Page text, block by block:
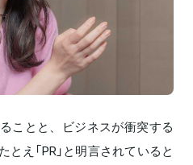
ことと、ビジネスが衝突する
え「PR」と明言されていると